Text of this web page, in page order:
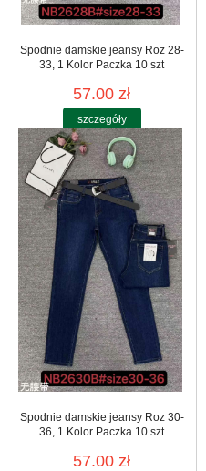
Spodnie damskie jeansy Roz 28-
33, 1 Kolor Paczka 10 szt
57.00 zł
szczegóły
Spodnie damskie jeansy Roz 30-
36, 1 Kolor Paczka 10 szt
57.00 zł